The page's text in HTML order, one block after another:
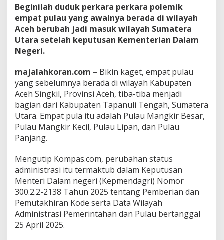
k
a
r
a
n
e
r
g
a
b
u
n
g
a
m
W
i
l
a
Beginilah duduk perkara perkara polemik
empat pulau yang awalnya berada di wilayah
Aceh berubah jadi masuk wilayah Sumatera
Utara setelah keputusan Kementerian Dalam
Negeri.
majalahkoran.com – Bikin kaget, empat pulau
yang sebelumnya berada di wilayah Kabupaten
Aceh Singkil, Provinsi Aceh, tiba-tiba menjadi
bagian dari Kabupaten Tapanuli Tengah, Sumatera
Utara. Empat pula itu adalah Pulau Mangkir Besar,
Pulau Mangkir Kecil, Pulau Lipan, dan Pulau
Panjang.
Mengutip Kompas.com, perubahan status
administrasi itu termaktub dalam Keputusan
Menteri Dalam negeri (Kepmendagri) Nomor
300.2.2-2138 Tahun 2025 tentang Pemberian dan
Pemutakhiran Kode serta Data Wilayah
Administrasi Pemerintahan dan Pulau bertanggal
25 April 2025.